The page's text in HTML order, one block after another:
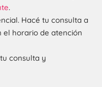
.
Hacé tu consulta a
el horario de atención
consulta y